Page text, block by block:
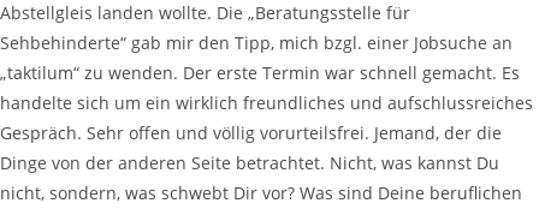
Abstellgleis landen wollte. Die „Beratungsstelle für
Sehbehinderte“ gab mir den Tipp, mich bzgl. einer Jobsuche an
„taktilum“ zu wenden. Der erste Termin war schnell gemacht. Es
handelte sich um ein wirklich freundliches und aufschlussreiches
Gespräch. Sehr offen und völlig vorurteilsfrei. Jemand, der die
Dinge von der anderen Seite betrachtet. Nicht, was kannst Du
nicht, sondern, was schwebt Dir vor? Was sind Deine beruflichen